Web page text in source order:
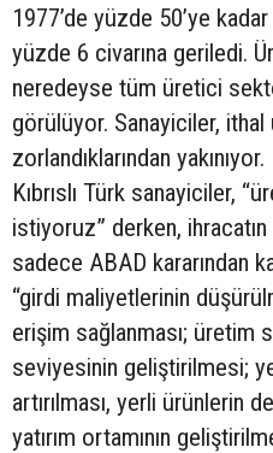
1977’de yüzde 50’ye
yüzde 6 civarına geriledi.
neredeyse tüm üretici
görülüyor. Sanayiciler,
zorlandıklarından yakınıyor.
Kıbrıslı Türk sanayiciler,
istiyoruz” derken,
sadece ABAD kararından
“girdi maliyetlerinin
erişim sağlanması; üretim
seviyesinin geliştirilmesi;
artırılması, yerli ürünlerin
yatırım ortamının